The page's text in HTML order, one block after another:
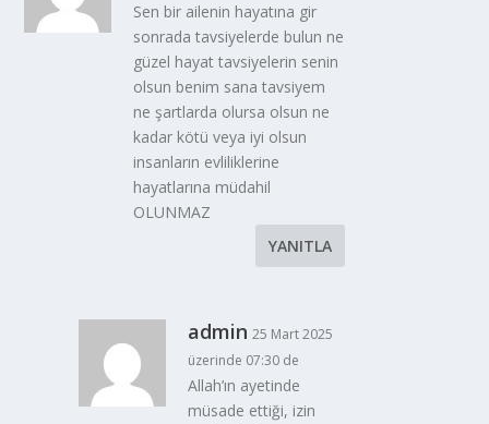
Sen bir ailenin hayatına gir
sonrada tavsiyelerde bulun ne
güzel hayat tavsiyelerin senin
olsun benim sana tavsiyem
ne şartlarda olursa olsun ne
kadar kötü veya iyi olsun
insanların evliliklerine
hayatlarına müdahil
OLUNMAZ
YANITLA
admin 25 Mart 2025
üzerinde 07:30 de
Allah’ın ayetinde
müsade ettiği, izin